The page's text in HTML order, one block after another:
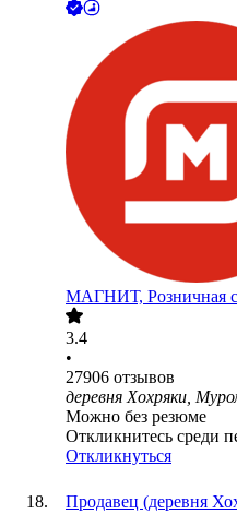
МАГНИТ, Розничная
3.4
•
27906 отзывов
деревня Хохряки,
Можно без резюме
Откликнитесь среди
Откликнуться
Продавец (деревня